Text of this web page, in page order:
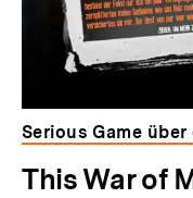
Serious Game
This War of